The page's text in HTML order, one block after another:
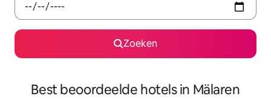
Zoeken
Best beoordeelde hotels in Mälaren